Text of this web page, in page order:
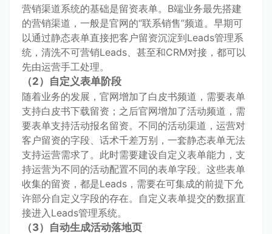
营销渠道系统的基础是留资表单。B端业务最先搭建
的营销渠道，一般是官网的“联系销售”频道。早期可
以通过静态表单直接把客户留资沉淀到Leads管理系
统，清洗不可营销Leads、甚至和CRM对接，都可以
先由运营手工处理。
（2）自定义表单阶段
随着业务的发展，官网增加了白皮书频道，需要表单
支持白皮书下载留资；之后官网增加了活动频道，需
要表单支持活动报名留资。不同的活动渠道，运营对
客户留资的字段、话术千差万别，一套静态表单无法
支持运营需求了。此时需要建设自定义表单能力，支
持运营为不同的活动配置不同的表单字段。这些表单
收集的留资，都是Leads，需要在可集成的前提下允
许部分自定义字段的存在。自定义表单提交的数据直
接进入Leads管理系统。
（3）自动生成活动落地页